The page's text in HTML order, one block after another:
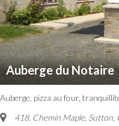
Auberge du Notaire
Auberge, pizza au four,
418, Chemin Maple, Sutton